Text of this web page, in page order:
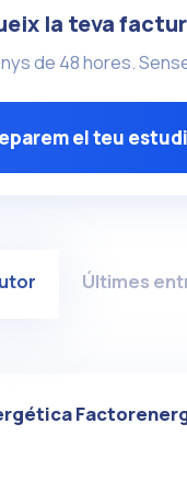
la teva
de 48 hores.
el teu
Últimes